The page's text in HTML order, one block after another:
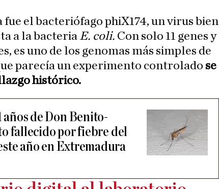
el bacteriófago phiX174, un virus bien
a la bacteria E. coli. Con solo 11 genes y
es uno de los genomas más simples de
parecía un experimento controlado se
histórico.
años de Don Benito-
fallecido por fiebre del
año en Extremadura